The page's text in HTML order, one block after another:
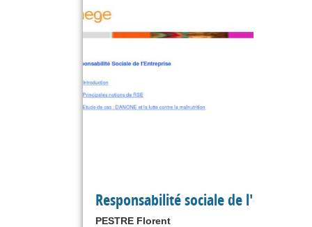
Responsabilité sociale de l'entreprise
PESTRE Florent